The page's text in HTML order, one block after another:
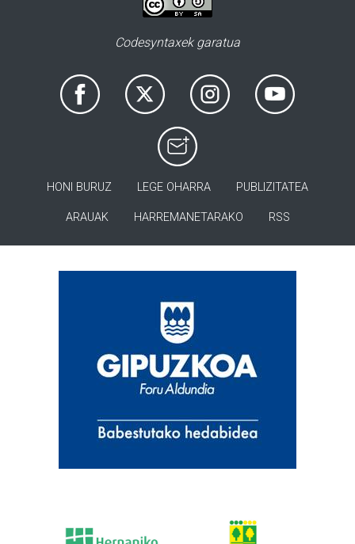
Codesyntaxek garatua
HONI BURUZ LEGE OHARRA PUBLIZITATEA
ARAUAK HARREMANETARAKO RSS